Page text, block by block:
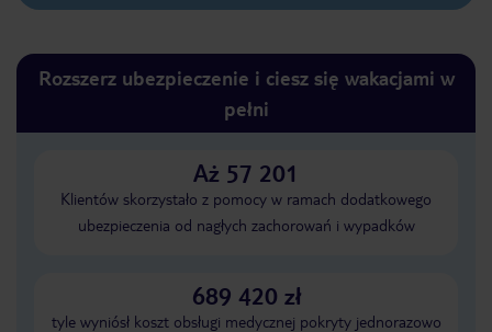
Rozszerz ubezpieczenie i ciesz się wakacjami w
pełni
Aż 57 201
Klientów skorzystało z pomocy w ramach dodatkowego
ubezpieczenia od nagłych zachorowań i wypadków
689 420 zł
tyle wyniósł koszt obsługi medycznej pokryty jednorazowo